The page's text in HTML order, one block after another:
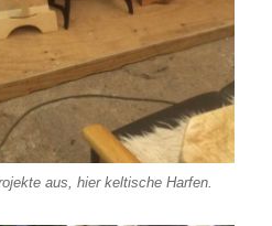
aus, hier keltische Harfen.